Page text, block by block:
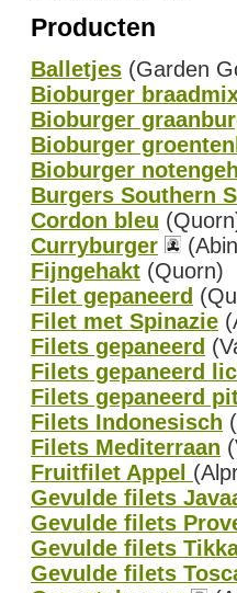
Producten
Balletjes (Garden
Bioburger
Bioburger
Bioburger
Bioburger
Burgers Southern
Cordon bleu
Curryburger
Fijngehakt (Quorn)
Filet gepaneerd
Filet met Spinazie
Filets gepaneerd
Filets gepaneerd
Filets gepaneerd
Filets Indonesisch
Filets Mediterraan
Fruitfilet Appel
Gevulde filets
Gevulde filets
Gevulde filets
Gevulde filets